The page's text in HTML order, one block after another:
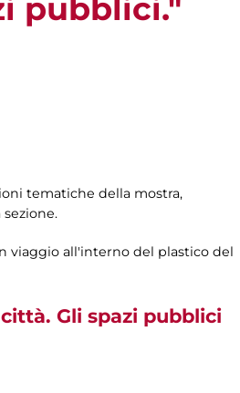
pubblici."
tematiche della mostra,
viaggio all'interno del plastico del
Gli spazi pubblici